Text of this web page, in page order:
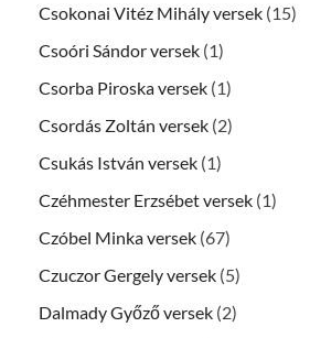
Csokonai Vitéz Mihály versek (15)
Csoóri Sándor versek (1)
Csorba Piroska versek (1)
Csordás Zoltán versek (2)
Csukás István versek (1)
Czéhmester Erzsébet versek (1)
Czóbel Minka versek (67)
Czuczor Gergely versek (5)
Dalmady Győző versek (2)